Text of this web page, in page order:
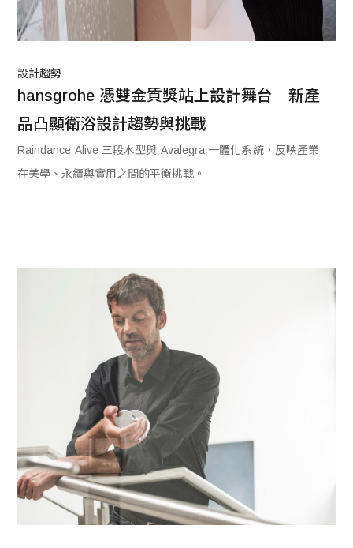
設計趨勢
hansgrohe 憑雙金質獎站上設計舞台　新產
品凸顯衛浴設計趨勢與挑戰
Raindance Alive 三段水型與 Avalegra 一體化系統，反映產業
在美學、永續與實用之間的平衡挑戰。